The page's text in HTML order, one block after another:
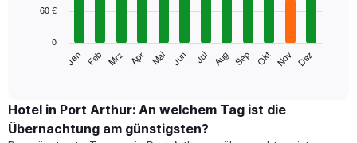
bars.
folgende
den
durchschnittlichen
Zimmerpreis
Jan Feb Mrz Apr Mai Jun Jul Aug Sep Okt Nov Dez
0
60 €
Hotel in Port Arthur: An welchem Tag ist die
Übernachtung am günstigsten?